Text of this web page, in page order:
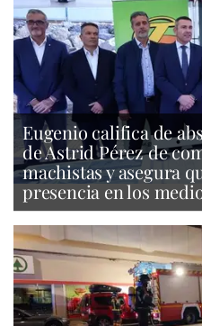
Eugenio califica de
de Astrid Pérez de
machistas y asegura
presencia en los